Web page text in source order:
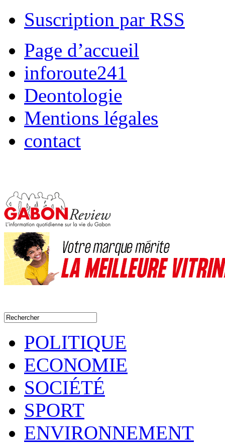
Suscription par RSS
Page d’accueil
inforoute241
Deontologie
Mentions légales
contact
POLITIQUE
ECONOMIE
SOCIÉTÉ
SPORT
ENVIRONNEMENT